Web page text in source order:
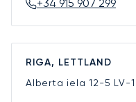
+34 915 907 299
RIGA, LETTLAND
Alberta iela 12-5 LV-